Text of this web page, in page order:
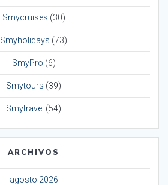
Smycruises (30)
Smyholidays (73)
SmyPro (6)
Smytours (39)
Smytravel (54)
ARCHIVOS
agosto 2026